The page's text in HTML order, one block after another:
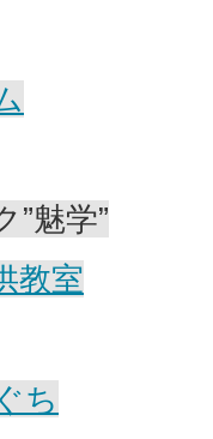
”魅学”
教室
ち